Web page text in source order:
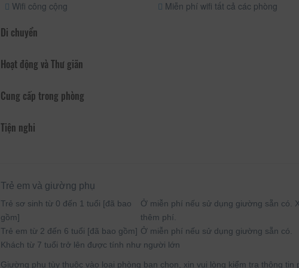
Wifi công cộng Miễn phí wifi tất cả các phòng
Di chuyển
Hoạt động và Thư giãn
Cung cấp trong phòng
Tiện nghi
Trẻ em và giường phụ
Trẻ sơ sinh từ 0 đến 1 tuổi [đã bao
gồm]
Ở miễn phí nếu sử dụng giường sẵn có.
thêm phí.
Trẻ em từ 2 đến 6 tuổi [đã bao gồm] Ở miễn phí nếu sử dụng giường sẵn có.
Khách từ 7 tuổi trở lên được tính như người lớn
Giường phụ tùy thuộc vào loại phòng bạn chọn, xin vui lòng kiểm tra thông tin